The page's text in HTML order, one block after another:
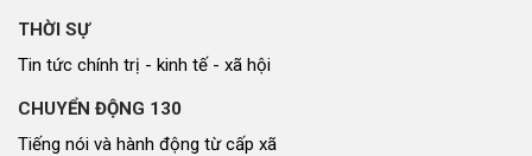
THỜI SỰ
Tin tức chính trị - kinh tế - xã hội
CHUYỂN ĐỘNG 130
Tiếng nói và hành động từ cấp xã